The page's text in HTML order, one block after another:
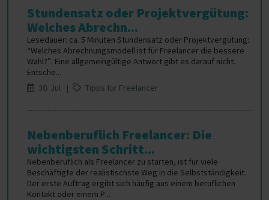
Stundensatz oder Projektvergütung:
Welches Abrechn...
Lesedauer: ca. 5 Minuten Stundensatz oder Projektvergütung:
“Welches Abrechnungsmodell ist für Freelancer die bessere
Wahl?”. Eine allgemeingültige Antwort gibt es darauf nicht.
Entsche...
30. Jul |
Tipps für Freelancer
Nebenberuflich Freelancer: Die
wichtigsten Schritt...
Nebenberuflich als Freelancer zu starten, ist für viele
Beschäftigte der realistischste Weg in die Selbstständigkeit.
Der erste Auftrag ergibt sich häufig aus einem beruflichen
Kontakt oder einem P...